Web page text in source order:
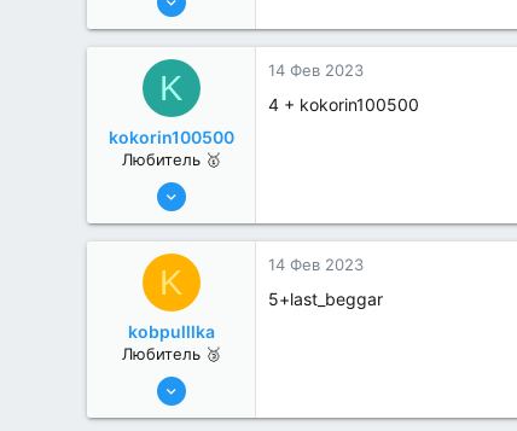
0
K
kokorin100500
Любитель 🥇
26 Дек 2022
0
14 Фев 2023
4 + kokorin100500
K
kobpulllka
Любитель 🥉
29 Ноя 2022
14 Фев 2023
5+last_beggar